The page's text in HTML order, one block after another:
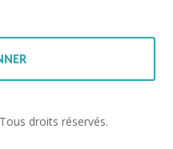
droits réservés.